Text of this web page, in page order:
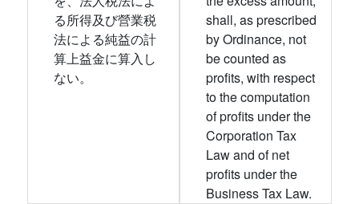
る所得及び營業税
法による純益の計
算上益金に算入し
ない。
shall, as prescribed
by Ordinance, not
be counted as
profits, with respect
to the computation
of profits under the
Corporation Tax
Law and of net
profits under the
Business Tax Law.